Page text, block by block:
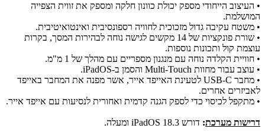
• העיצוב הייחודי מספק יכולת כוונון חלקה ומספק את זווית הצפייה
המושלמת.
• משטח עקיבה גדול מזכוכית לחוויה רספונסיבית ואינטואיטיבית.
•
שורת פונקציות של 14 מקשים לגישה נוחה לבהירות המסך, בקרות
עוצמת קול ותכונות נוספות.
• חוויית הקלדה נוחה עם מנגנון מספריים עם מהלך של 1 מ"מ.
• עוצב עבור מחוות Multi-Touch והסמן ב-iPadOS.
•
מחבר USB-C לטעינת האייפד אייר, אשר מפנה את המחבר באייפד
לאביזרים אחרים.
• מתקפל לכיסוי כדי לספק הגנה קדמית ואחורית לנסיעות עם אייפד אייר.
דרישות מערכת: דורש iPadOS 18.3 ומעלה.